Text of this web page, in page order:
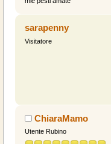
sarapenny
Visitatore
ChiaraMamo
Utente Rubino